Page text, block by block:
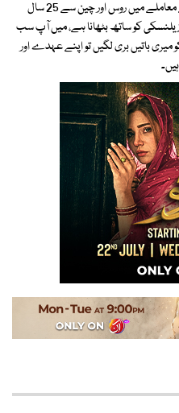
ٹرمپ کا مزید کہنا تھا کہ امریکا آبدوزوں کے معاملے میں روس اور چین سے 25 سال
کو ساتھ بٹھانا ہے، میں آپ سب
باتیں بری لگیں تو اپنے عہدے اور